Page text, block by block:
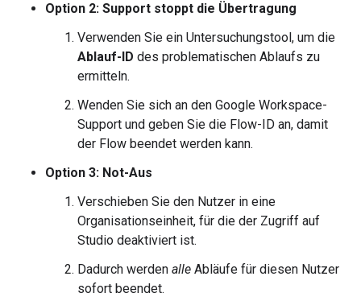
Option 2: Support stoppt die Übertragung
Verwenden Sie ein Untersuchungstool, um die
Ablauf-ID des problematischen Ablaufs zu
ermitteln.
Wenden Sie sich an den Google Workspace-
Support und geben Sie die Flow-ID an, damit
der Flow beendet werden kann.
Option 3: Not-Aus
Verschieben Sie den Nutzer in eine
Organisationseinheit, für die der Zugriff auf
Studio deaktiviert ist.
Dadurch werden alle Abläufe für diesen Nutzer
sofort beendet.